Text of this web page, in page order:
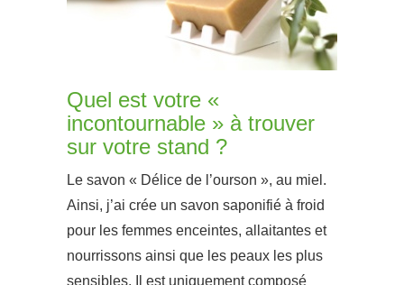
Quel est votre «
incontournable » à trouver
sur votre stand ?
Le savon « Délice de l’ourson », au miel.
Ainsi, j’ai crée un savon saponifié à froid
pour les femmes enceintes, allaitantes et
nourrissons ainsi que les peaux les plus
sensibles. Il est uniquement composé